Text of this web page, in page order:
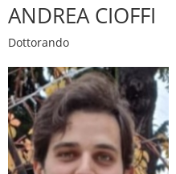
ANDREA CIOFFI
Dottorando